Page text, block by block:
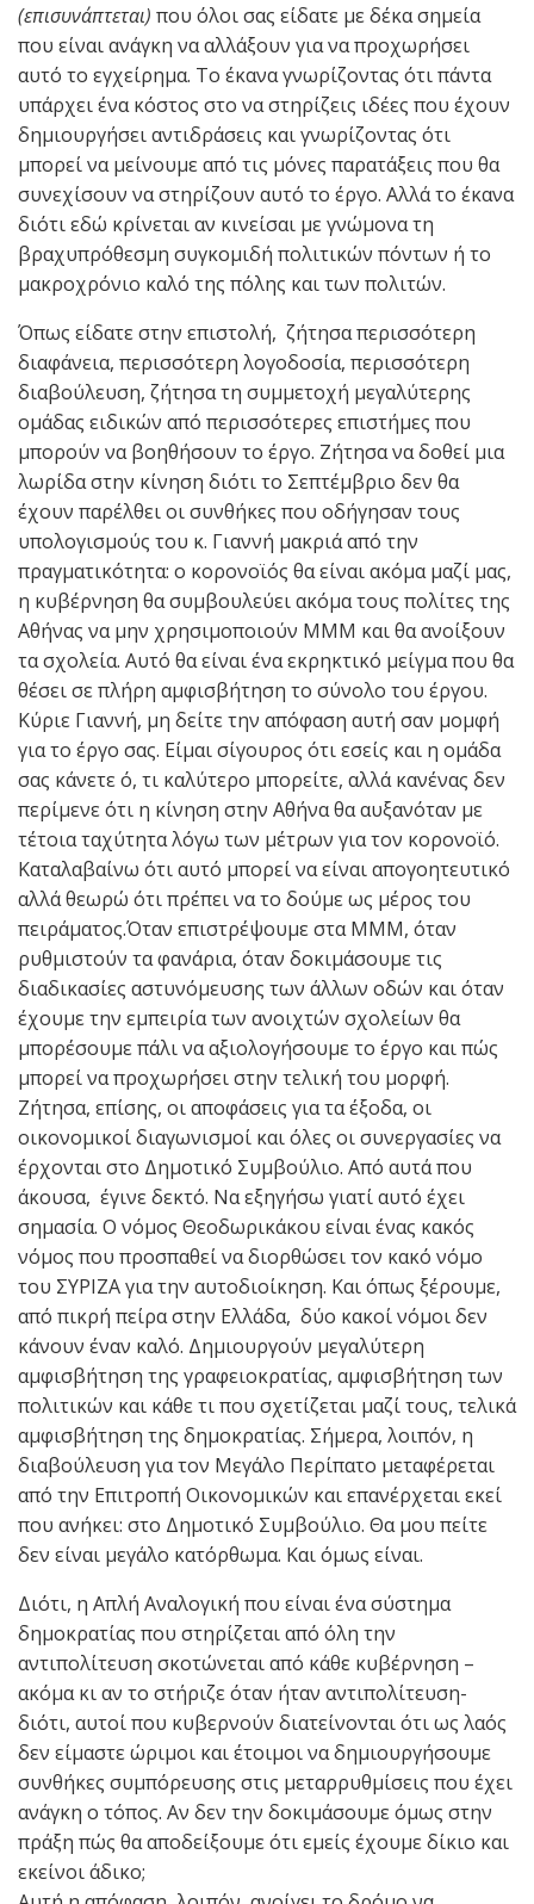
(επισυνάπτεται) που όλοι σας είδατε με δέκα σημεία
που είναι ανάγκη να αλλάξουν για να προχωρήσει
αυτό το εγχείρημα. Το έκανα γνωρίζοντας ότι πάντα
υπάρχει ένα κόστος στο να στηρίζεις ιδέες που έχουν
δημιουργήσει αντιδράσεις και γνωρίζοντας ότι
μπορεί να μείνουμε από τις μόνες παρατάξεις που θα
συνεχίσουν να στηρίζουν αυτό το έργο. Αλλά το έκανα
διότι εδώ κρίνεται αν κινείσαι με γνώμονα τη
βραχυπρόθεσμη συγκομιδή πολιτικών πόντων ή το
μακροχρόνιο καλό της πόλης και των πολιτών.
Όπως είδατε στην επιστολή, ζήτησα περισσότερη
διαφάνεια, περισσότερη λογοδοσία, περισσότερη
διαβούλευση, ζήτησα τη συμμετοχή μεγαλύτερης
ομάδας ειδικών από περισσότερες επιστήμες που
μπορούν να βοηθήσουν το έργο. Ζήτησα να δοθεί μια
λωρίδα στην κίνηση διότι το Σεπτέμβριο δεν θα
έχουν παρέλθει οι συνθήκες που οδήγησαν τους
υπολογισμούς του κ. Γιαννή μακριά από την
πραγματικότητα: ο κορονοϊός θα είναι ακόμα μαζί μας,
η κυβέρνηση θα συμβουλεύει ακόμα τους πολίτες της
Αθήνας να μην χρησιμοποιούν ΜΜΜ και θα ανοίξουν
τα σχολεία. Αυτό θα είναι ένα εκρηκτικό μείγμα που θα
θέσει σε πλήρη αμφισβήτηση το σύνολο του έργου.
Κύριε Γιαννή, μη δείτε την απόφαση αυτή σαν μομφή
για το έργο σας. Είμαι σίγουρος ότι εσείς και η ομάδα
σας κάνετε ό, τι καλύτερο μπορείτε, αλλά κανένας δεν
περίμενε ότι η κίνηση στην Αθήνα θα αυξανόταν με
τέτοια ταχύτητα λόγω των μέτρων για τον κορονοϊό.
Καταλαβαίνω ότι αυτό μπορεί να είναι απογοητευτικό
αλλά θεωρώ ότι πρέπει να το δούμε ως μέρος του
πειράματος.Όταν επιστρέψουμε στα ΜΜΜ, όταν
ρυθμιστούν τα φανάρια, όταν δοκιμάσουμε τις
διαδικασίες αστυνόμευσης των άλλων οδών και όταν
έχουμε την εμπειρία των ανοιχτών σχολείων θα
μπορέσουμε πάλι να αξιολογήσουμε το έργο και πώς
μπορεί να προχωρήσει στην τελική του μορφή.
Ζήτησα, επίσης, οι αποφάσεις για τα έξοδα, οι
οικονομικοί διαγωνισμοί και όλες οι συνεργασίες να
έρχονται στο Δημοτικό Συμβούλιο. Από αυτά που
άκουσα, έγινε δεκτό. Να εξηγήσω γιατί αυτό έχει
σημασία. Ο νόμος Θεοδωρικάκου είναι ένας κακός
νόμος που προσπαθεί να διορθώσει τον κακό νόμο
του ΣΥΡΙΖΑ για την αυτοδιοίκηση. Και όπως ξέρουμε,
από πικρή πείρα στην Ελλάδα, δύο κακοί νόμοι δεν
κάνουν έναν καλό. Δημιουργούν μεγαλύτερη
αμφισβήτηση της γραφειοκρατίας, αμφισβήτηση των
πολιτικών και κάθε τι που σχετίζεται μαζί τους, τελικά
αμφισβήτηση της δημοκρατίας. Σήμερα, λοιπόν, η
διαβούλευση για τον Μεγάλο Περίπατο μεταφέρεται
από την Επιτροπή Οικονομικών και επανέρχεται εκεί
που ανήκει: στο Δημοτικό Συμβούλιο. Θα μου πείτε
δεν είναι μεγάλο κατόρθωμα. Και όμως είναι.
Διότι, η Απλή Αναλογική που είναι ένα σύστημα
δημοκρατίας που στηρίζεται από όλη την
αντιπολίτευση σκοτώνεται από κάθε κυβέρνηση –
ακόμα κι αν το στήριζε όταν ήταν αντιπολίτευση-
διότι, αυτοί που κυβερνούν διατείνονται ότι ως λαός
δεν είμαστε ώριμοι και έτοιμοι να δημιουργήσουμε
συνθήκες συμπόρευσης στις μεταρρυθμίσεις που έχει
ανάγκη ο τόπος. Αν δεν την δοκιμάσουμε όμως στην
πράξη πώς θα αποδείξουμε ότι εμείς έχουμε δίκιο και
εκείνοι άδικο;